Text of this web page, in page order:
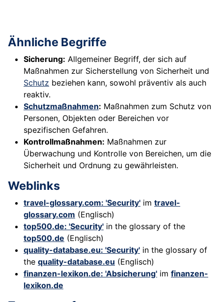
Ähnliche Begriffe
Sicherung: Allgemeiner Begriff, der sich auf
Maßnahmen zur Sicherstellung von Sicherheit und
Schutz beziehen kann, sowohl präventiv als auch
reaktiv.
Schutzmaßnahmen: Maßnahmen zum Schutz von
Personen, Objekten oder Bereichen vor
spezifischen Gefahren.
Kontrollmaßnahmen: Maßnahmen zur
Überwachung und Kontrolle von Bereichen, um die
Sicherheit und Ordnung zu gewährleisten.
Weblinks
travel-glossary.com: 'Security' im travel-
glossary.com (Englisch)
top500.de: 'Security' in the glossary of the
top500.de (Englisch)
quality-database.eu: 'Security' in the glossary of
the quality-database.eu (Englisch)
finanzen-lexikon.de: 'Absicherung' im finanzen-
lexikon.de